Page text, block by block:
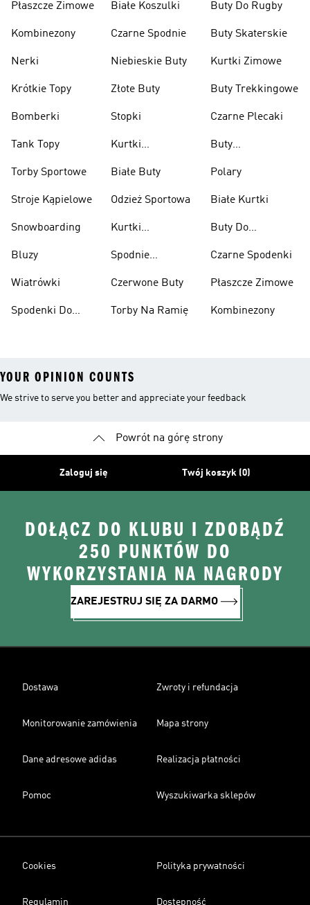
Płaszcze Zimowe
Kombinezony
Nerki
Krótkie Topy
Bomberki
Tank Topy
Torby Sportowe
Stroje Kąpielowe
Snowboarding
Bluzy
Wiatrówki
Spodenki Do
Białe Koszulki
Czarne Spodnie
Niebieskie Buty
Złote Buty
Stopki
Kurtki
Białe Buty
Odzież Sportowa
Kurtki
Spodnie
Czerwone Buty
Torby Na Ramię
Buty Do Rugby
Buty Skaterskie
Kurtki Zimowe
Buty Trekkingowe
Czarne Plecaki
Buty
Polary
Białe Kurtki
Buty Do
Czarne Spodenki
Płaszcze Zimowe
Kombinezony
YOUR OPINION COUNTS
We strive to serve you better and appreciate your feedback
Powrót na górę strony
Zaloguj się Twój koszyk (0)
DOŁĄCZ DO KLUBU I ZDOBĄDŹ
250 PUNKTÓW DO
WYKORZYSTANIA NA NAGRODY
ZAREJESTRUJ SIĘ ZA DARMO
Dostawa Zwroty i refundacja
Monitorowanie zamówienia Mapa strony
Dane adresowe adidas Realizacja płatności
Pomoc Wyszukiwarka sklepów
Cookies Polityka prywatności
Regulamin Dostępność